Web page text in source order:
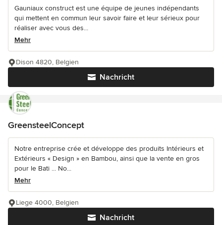
Gauniaux construct est une équipe de jeunes indépendants
qui mettent en commun leur savoir faire et leur sérieux pour
réaliser avec vous des...
Mehr
Nachricht
Dison 4820, Belgien
GreensteelConcept
Notre entreprise crée et développe des produits Intérieurs et
Extérieurs « Design » en Bambou, ainsi que la vente en gros
pour le Bati ... No...
Mehr
Nachricht
Liege 4000, Belgien